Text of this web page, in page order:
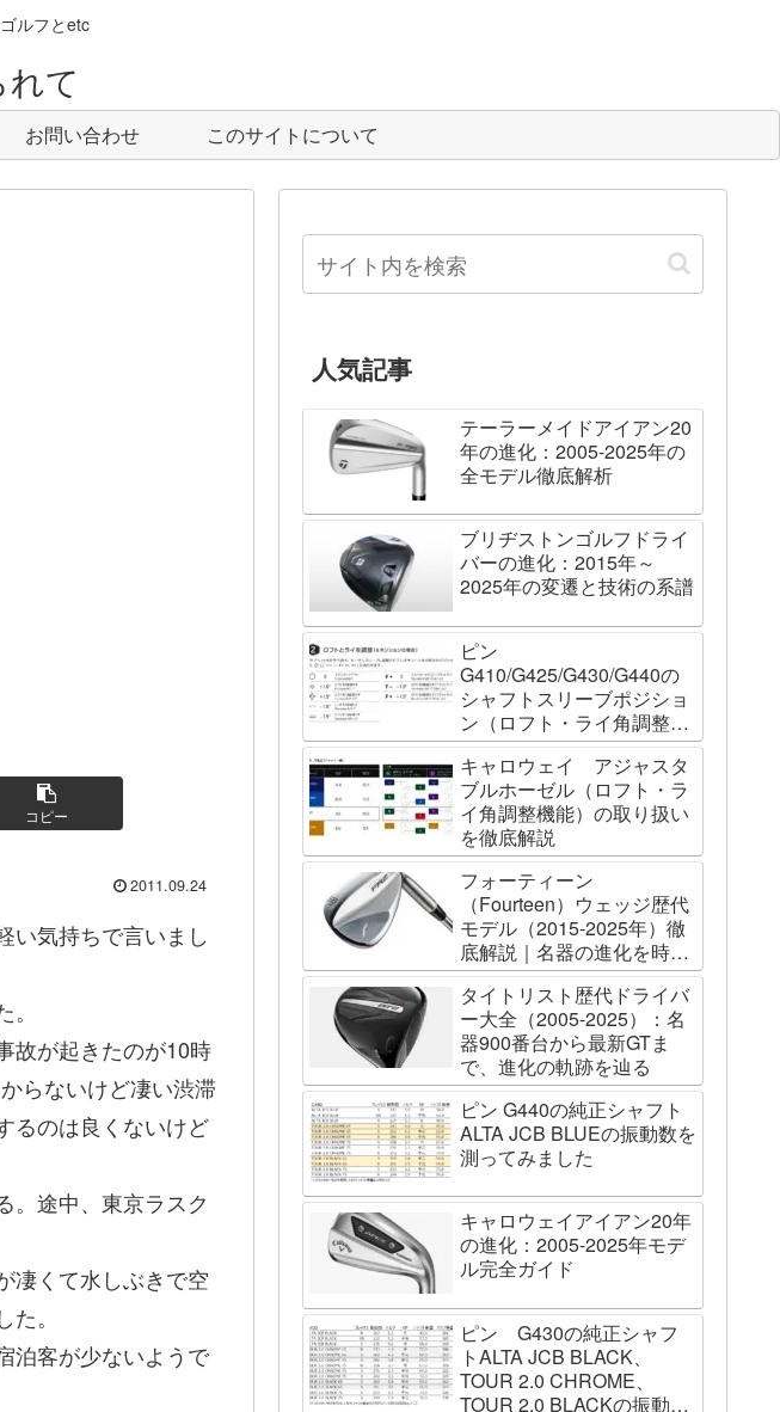
ルフとetc
て
お問い合わせ このサイトについて
コピー
2011.09.24
い気持ちで言いまし
故が起きたのが10時
らないけど凄い渋滞
るのは良くないけど
。途中、東京ラスク
凄くて水しぶきで空
。
泊客が少ないようで
人気記事
テーラーメイドアイアン20
年の進化：2005-2025年の
全モデル徹底解析
ブリヂストンゴルフドライ
バーの進化：2015年～
2025年の変遷と技術の系譜
ピン
G410/G425/G430/G440の
シャフトスリーブポジショ
ン（ロフト・ライ角調整機
能）について
キャロウェイ アジャスタ
ブルホーゼル（ロフト・ラ
イ角調整機能）の取り扱い
を徹底解説
フォーティーン
（Fourteen）ウェッジ歴代
モデル（2015-2025年）徹
底解説｜名器の進化を時系
列で辿る
タイトリスト歴代ドライバ
ー大全（2005-2025）：名
器900番台から最新GTま
で、進化の軌跡を辿る
ピン G440の純正シャフト
ALTA JCB BLUEの振動数を
測ってみました
キャロウェイアイアン20年
の進化：2005-2025年モデ
ル完全ガイド
ピン G430の純正シャフ
トALTA JCB BLACK、
TOUR 2.0 CHROME、
TOUR 2.0 BLACKの振動数